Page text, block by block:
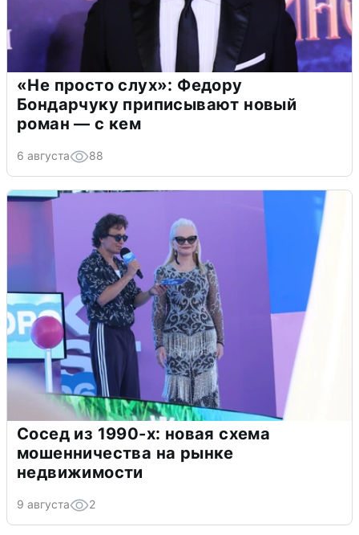
«Не просто слух»: Федору
Бондарчуку приписывают новый
роман — с кем
6 августа 88
Сосед из 1990-х: новая схема
мошенничества на рынке
недвижимости
9 августа 2